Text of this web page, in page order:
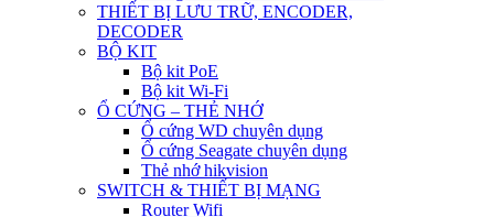
THIẾT BỊ LƯU TRỮ, ENCODER,
DECODER
BỘ KIT
Bộ kit PoE
Bộ kit Wi-Fi
Ổ CỨNG – THẺ NHỚ
Ổ cứng WD chuyên dụng
Ổ cứng Seagate chuyên dụng
Thẻ nhớ hikvision
SWITCH & THIẾT BỊ MẠNG
Router Wifi